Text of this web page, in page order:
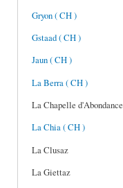
Gryon ( CH )
Gstaad ( CH )
Jaun ( CH )
La Berra ( CH )
La Chapelle d'Abondance
La Chia ( CH )
La Clusaz
La Giettaz